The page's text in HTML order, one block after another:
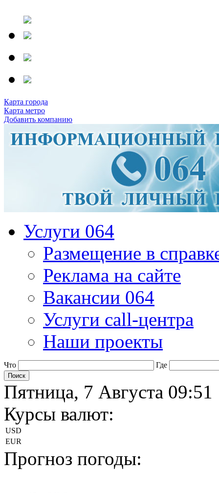
Карта города
Карта метро
Добавить компанию
Услуги 064
Размещение в
Реклама на сайте
Вакансии 064
Услуги call-центра
Наши проекты
Что Где
Пятница, 7 Августа 09:51
Курсы валют:
USD
EUR
Прогноз погоды: